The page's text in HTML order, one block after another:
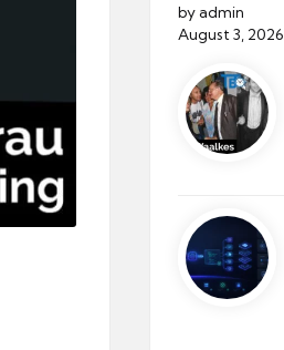
by admin
August 3, 2026